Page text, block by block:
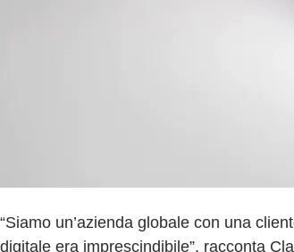
“Siamo un’azienda globale con una
digitale era imprescindibile”, racconta